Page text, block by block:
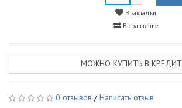
В закладки
В сравнение
МОЖНО КУПИТЬ В КРЕДИТ
0 отзывов /Написать отзыв